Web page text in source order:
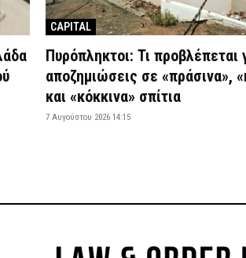
CAPITAL
Πυρόπληκτοι: Τι προβλέπεται
αποζημιώσεις σε «πράσινα»,
και «κόκκινα» σπίτια
7 Αυγούστου 2026 14:15